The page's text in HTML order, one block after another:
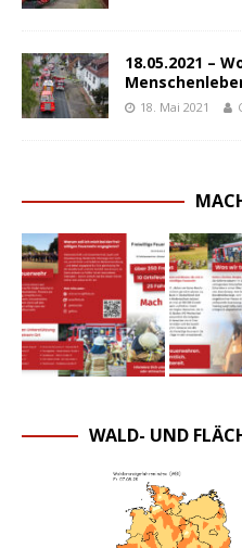
18.05.2021 –
18. Mai 2021
WALD- UND